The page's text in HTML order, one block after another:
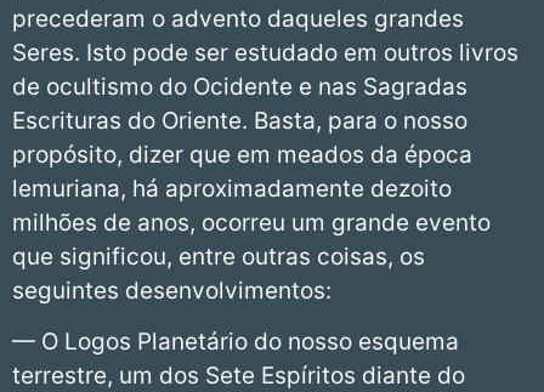
precederam o advento daqueles grandes
Seres. Isto pode ser estudado em outros livros
de ocultismo do Ocidente e nas Sagradas
Escrituras do Oriente. Basta, para o nosso
propósito, dizer que em meados da época
lemuriana, há aproximadamente dezoito
milhões de anos, ocorreu um grande evento
que significou, entre outras coisas, os
seguintes desenvolvimentos:
— O Logos Planetário do nosso esquema
terrestre, um dos Sete Espíritos diante do